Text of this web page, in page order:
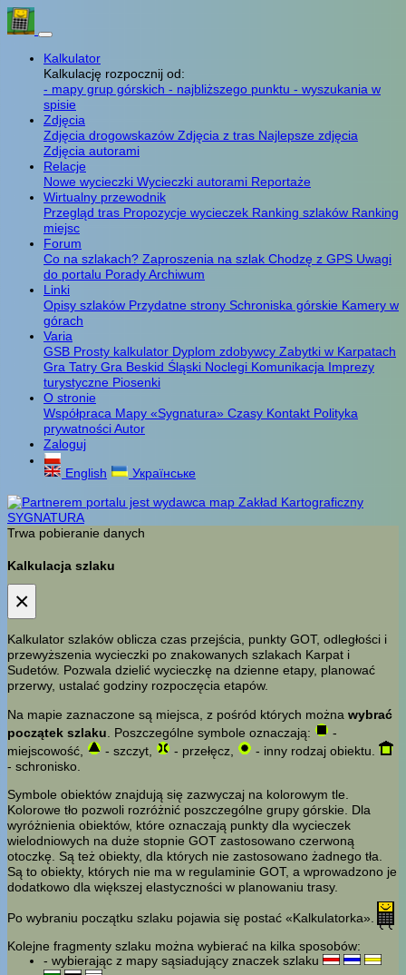
Kalkulator
Kalkulację rozpocznij od:
- mapy grup górskich - najbliższego punktu - wyszukania w
spisie
Zdjęcia
Zdjęcia drogowskazów Zdjęcia z tras Najlepsze zdjęcia
Zdjęcia autorami
Relacje
Nowe wycieczki Wycieczki autorami Reportaże
Wirtualny przewodnik
Przegląd tras Propozycje wycieczek Ranking szlaków Ranking
miejsc
Forum
Co na szlakach? Zaproszenia na szlak Chodzę z GPS Uwagi
do portalu PoradyArchiwum
Linki
Opisy szlaków Przydatne strony Schroniska górskie Kamery w
górach
Varia
GSB Prosty kalkulator Dyplom zdobywcy Zabytki w Karpatach
Gra Tatry Gra Beskid Śląski Noclegi Komunikacja Imprezy
turystyczne Piosenki
O stronie
Współpraca Mapy «Sygnatura» Czasy Kontakt Polityka
prywatnościAutor
Zaloguj
English
Українське
Trwa pobieranie danych
Kalkulacja szlaku
×
Kalkulator szlaków oblicza czas przejścia, punkty GOT, odległości i
przewyższenia wycieczki po znakowanych szlakach Karpat i
Sudetów. Pozwala dzielić wycieczkę na dzienne etapy, planować
przerwy, ustalać godziny rozpoczęcia etapów.
Na mapie zaznaczone są miejsca, z pośród których można wybrać
początek szlaku . Poszczególne symbole oznaczają:
-
miejscowość,
- szczyt, - przełęcz,
- inny rodzaj obiektu.
- schronisko.
Symbole obiektów znajdują się zazwyczaj na kolorowym tle.
Kolorowe tło pozwoli rozróżnić poszczególne grupy górskie. Dla
wyróżnienia obiektów, które oznaczają punkty dla wycieczek
wielodniowych na duże stopnie GOT zastosowano czerwoną
otoczkę. Są też obiekty, dla których nie zastosowano żadnego tła.
Są to obiekty, których nie ma w regulaminie GOT, a wprowadzono je
dodatkowo dla większej elastyczności w planowaniu trasy.
Po wybraniu początku szlaku pojawia się postać «Kalkulatorka».
Kolejne fragmenty szlaku można wybierać na kilka sposobów:
- wybierając z mapy sąsiadujący znaczek szlaku